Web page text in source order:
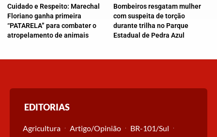
Cuidado e Respeito: Marechal
Floriano ganha primeira
“PATARELA” para combater o
atropelamento de animais
Bombeiros resgatam mulher
com suspeita de torção
durante trilha no Parque
Estadual de Pedra Azul
EDITORIAS
Agricultura Artigo/Opinião
BR-101/Sul